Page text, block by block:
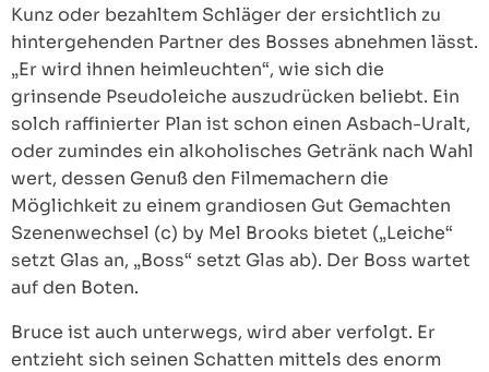
Kunz oder bezahltem Schläger der ersichtlich zu
hintergehenden Partner des Bosses abnehmen lässt.
„Er wird ihnen heimleuchten“, wie sich die
grinsende Pseudoleiche auszudrücken beliebt. Ein
solch raffinierter Plan ist schon einen Asbach-Uralt,
oder zumindes ein alkoholisches Getränk nach Wahl
wert, dessen Genuß den Filmemachern die
Möglichkeit zu einem grandiosen Gut Gemachten
Szenenwechsel (c) by Mel Brooks bietet („Leiche“
setzt Glas an, „Boss“ setzt Glas ab). Der Boss wartet
auf den Boten.
Bruce ist auch unterwegs, wird aber verfolgt. Er
entzieht sich seinen Schatten mittels des enorm